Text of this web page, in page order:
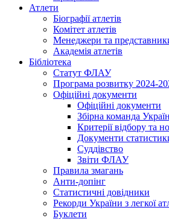
Атлети
Біографії атлетів
Комітет атлетів
Менеджери та
Академія атлетів
Бібліотека
Статут ФЛАУ
Програма розвитку 2024-
Офіційні документи
Офіційні документи
Збірна команда
Критерії відбору та
Документи
Суддівство
Звіти ФЛАУ
Правила змагань
Анти-допінг
Статистичні довідники
Рекорди України з легкої
Буклети